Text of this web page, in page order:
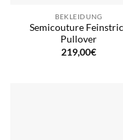
BEKLEIDUNG
Semicouture
Pullover
219,00€